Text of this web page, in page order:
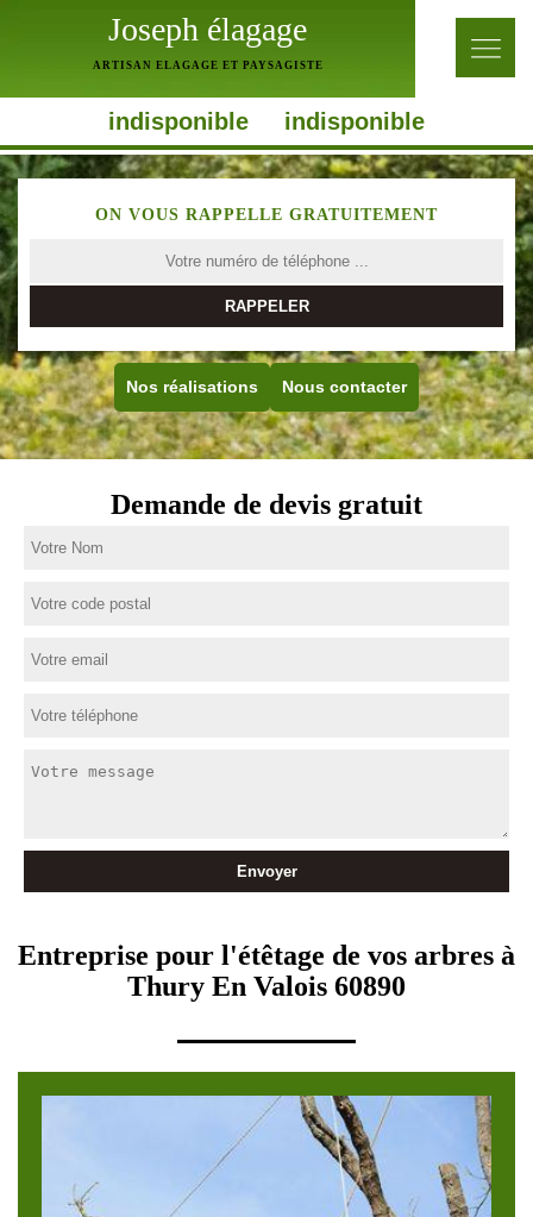
Joseph élagage
ARTISAN ELAGAGE ET PAYSAGISTE
indisponible indisponible
ON VOUS RAPPELLE GRATUITEMENT
Nos réalisations Nous contacter
Demande de devis gratuit
Entreprise pour l'étêtage de vos arbres à
Thury En Valois 60890